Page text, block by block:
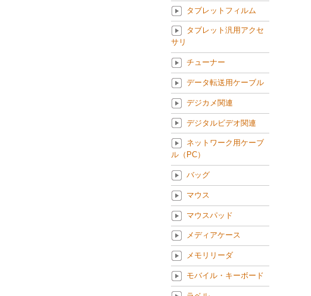
タブレットフィルム
タブレット汎用アクセ
サリ
チューナー
データ転送用ケーブル
デジカメ関連
デジタルビデオ関連
ネットワーク用ケーブ
ル（PC）
バッグ
マウス
マウスパッド
メディアケース
メモリリーダ
モバイル・キーボード